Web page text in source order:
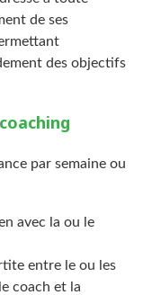
de ses
des objectifs
par semaine ou
avec la ou le
entre le ou les
coach et la